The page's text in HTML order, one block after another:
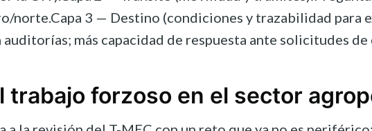
norte.Capa 3 — Destino (condiciones y trazabilidad
más capacidad de respuesta ante solicitudes
trabajo forzoso en el sector